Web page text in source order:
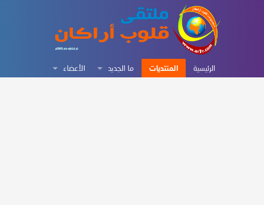
الرئيسية المنتديات ما الجديد الأعضاء